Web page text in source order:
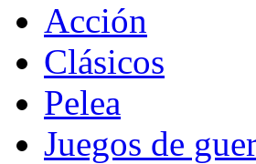
Acción
Clásicos
Pelea
Juegos de